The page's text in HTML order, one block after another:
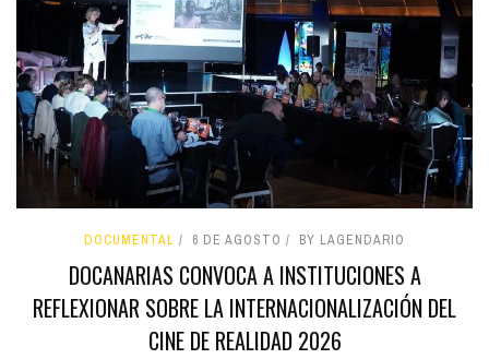
DOCUMENTAL 6 DE AGOSTO BY LAGENDARIO
DOCANARIAS CONVOCA A INSTITUCIONES A
REFLEXIONAR SOBRE LA INTERNACIONALIZACIÓN DEL
CINE DE REALIDAD 2026